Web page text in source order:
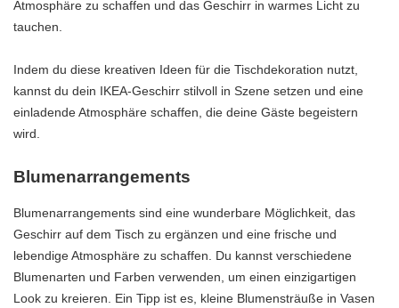
Atmosphäre zu schaffen und das Geschirr in warmes Licht zu
tauchen.
Indem du diese kreativen Ideen für die Tischdekoration nutzt,
kannst du dein IKEA-Geschirr stilvoll in Szene setzen und eine
einladende Atmosphäre schaffen, die deine Gäste begeistern
wird.
Blumenarrangements
Blumenarrangements sind eine wunderbare Möglichkeit, das
Geschirr auf dem Tisch zu ergänzen und eine frische und
lebendige Atmosphäre zu schaffen. Du kannst verschiedene
Blumenarten und Farben verwenden, um einen einzigartigen
Look zu kreieren. Ein Tipp ist es, kleine Blumensträuße in Vasen